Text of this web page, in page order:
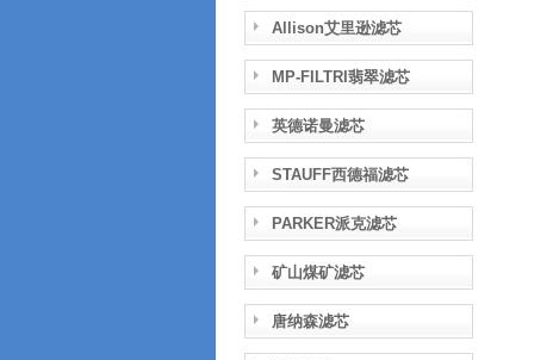
Allison艾里逊滤芯
MP-FILTRI翡翠滤芯
英德诺曼滤芯
STAUFF西德福滤芯
PARKER派克滤芯
矿山煤矿滤芯
唐纳森滤芯